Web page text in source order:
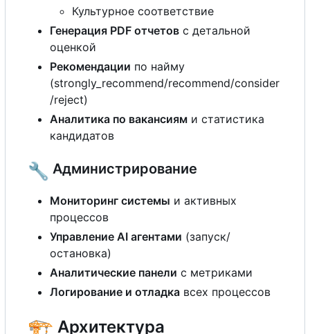
Культурное соответствие
Генерация PDF отчетов с детальной
оценкой
Рекомендации по найму
(strongly_recommend/recommend/consider
/reject)
Аналитика по вакансиям и статистика
кандидатов
🔧 Администрирование
Мониторинг системы и активных
процессов
Управление AI агентами (запуск/
остановка)
Аналитические панели с метриками
Логирование и отладка всех процессов
Архитектура